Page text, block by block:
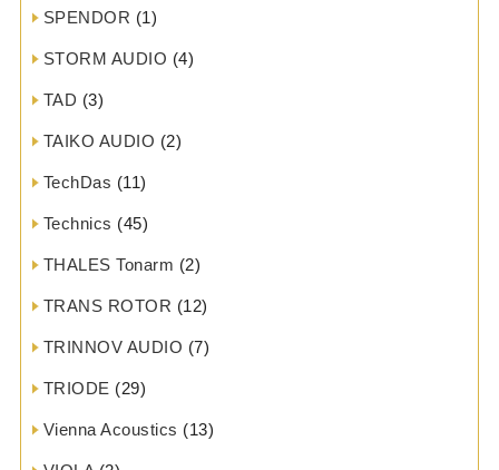
SPENDOR (1)
STORM AUDIO (4)
TAD (3)
TAIKO AUDIO (2)
TechDas (11)
Technics (45)
THALES Tonarm (2)
TRANS ROTOR (12)
TRINNOV AUDIO (7)
TRIODE (29)
Vienna Acoustics (13)